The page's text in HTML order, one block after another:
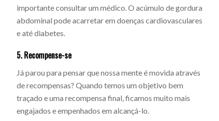
importante consultar um médico. O acúmulo de gordura
abdominal pode acarretar em doenças cardiovasculares
e até diabetes.
5. Recompense-se
Já parou para pensar que nossa mente é movida através
de recompensas? Quando temos um objetivo bem
traçado e uma recompensa final, ficamos muito mais
engajados e empenhados em alcançá-lo.